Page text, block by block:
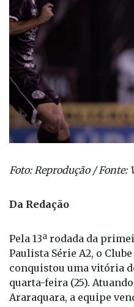
Pela 13ª rodada da
Paulista Série A2, o
conquistou uma vitória
quarta-feira (25).